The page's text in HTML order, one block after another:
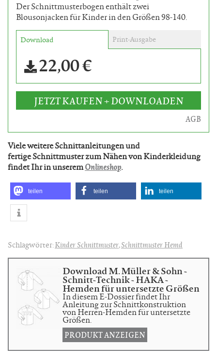
Der Schnittmusterbogen enthält zwei
Blousonjacken für Kinder in den Größen 98-140.
Download Print-Ausgabe
22,00 €
JETZT KAUFEN + DOWNLOADEN
AGB
Viele weitere Schnittanleitungen und
fertige Schnittmuster zum Nähen von Kinderkleidung
findet Ihr in unseremOnlineshop.
teilen teilen teilen
Schlagwörter:Kinder Schnittmuster,Schnittmuster Hemd
Download M. Müller & Sohn -
Schnitt-Technik - HAKA -
Hemden für untersetzte Größen
In diesem E-Dossier findet Ihr
Anleitung zur Schnittkonstruktion
von Herren-Hemden für untersetzte
Größen.
PRODUKT ANZEIGEN